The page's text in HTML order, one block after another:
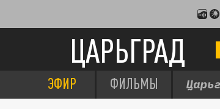
ЦАРЬГРАД
ЭФИР ФИЛЬМЫ